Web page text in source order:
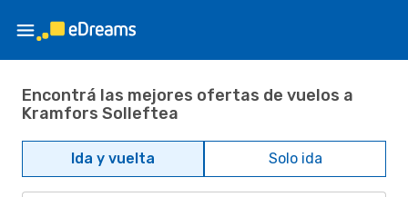
Encontrá las mejores ofertas de vuelos a
Kramfors Solleftea
Ida y vuelta Solo ida